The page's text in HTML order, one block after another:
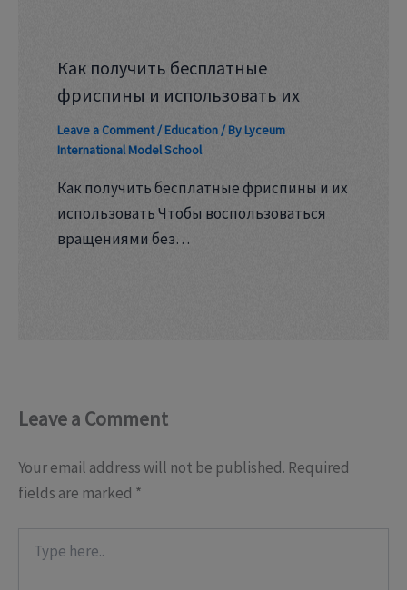
Как получить бесплатные
фриспины и использовать их
Leave a Comment/Education/ ByLyceum
International Model School
Как получить бесплатные фриспины и их
использовать Чтобы воспользоваться
вращениями без…
Leave a Comment
Your email address will not be published. Required
fields are marked *
here..